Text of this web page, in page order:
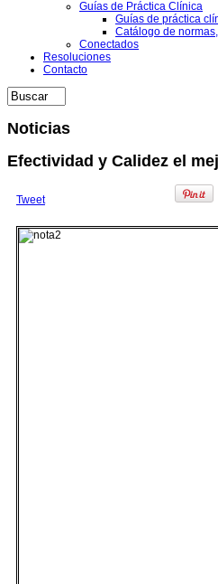
Guías de Práctica Clínica
Guías de práctica
Catálogo de
Conectados
Resoluciones
Contacto
Noticias
Efectividad y Calidez el
Tweet